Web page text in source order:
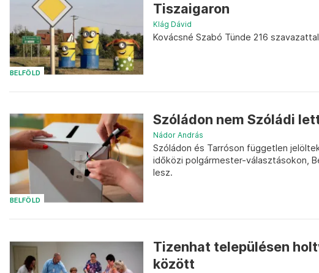
BELFÖLD
Tiszaigaron
Klág Dávid
Kovácsné Szabó Tünde 216
BELFÖLD
Szóládon nem Szóládi
Nádor András
Szóládon és Tarróson független
időközi polgármester-választásokon,
lesz.
Tizenhat településen
között